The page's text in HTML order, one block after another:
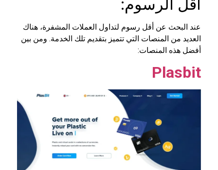
أقل الرسوم:
عند البحث عن أقل رسوم لتداول العملات المشفرة، هناك
العديد من المنصات التي تتميز بتقديم تلك الخدمة. ومن بين
أفضل هذه المنصات:
Plasbit